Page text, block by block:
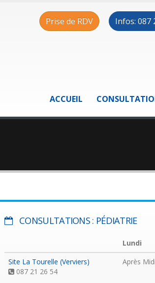
Prise de RDV Infos: 087
ACCUEIL
CONSULTATIONS : PÉDIATRIE
Lundi
Site La Tourelle (Verviers)
087 21 26 54
Après Midi